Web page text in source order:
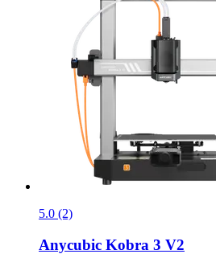
5.0 (2)
Anycubic Kobra 3 V2